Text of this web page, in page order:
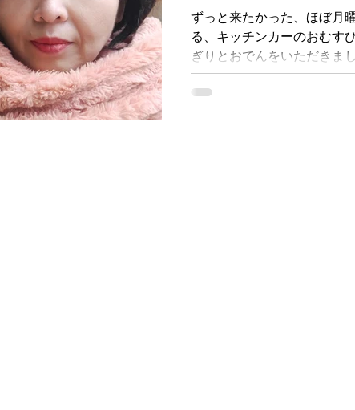
ずっと来たかった、ほぼ月
る、キッチンカーのおむす
ぎりとおでんをいただきま
ったので、温かいおでんに癒や
は、日本人のソウルフー